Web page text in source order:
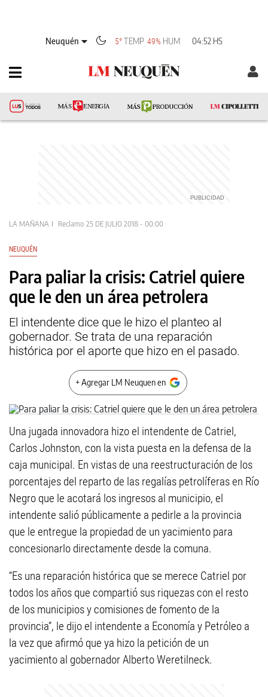
Neuquén 5° TEMP 49% HUM 04:52 HS
LA MAÑANA Reclamo 25 DE JULIO 2018 - 00:00
NEUQUÉN
Para paliar la crisis: Catriel quiere
que le den un área petrolera
El intendente dice que le hizo el planteo al
gobernador. Se trata de una reparación
histórica por el aporte que hizo en el pasado.
+ Agregar LM Neuquen en
Una jugada innovadora hizo el intendente de Catriel,
Carlos Johnston, con la vista puesta en la defensa de la
caja municipal. En vistas de una reestructuración de los
porcentajes del reparto de las regalías petrolíferas en Río
Negro que le acotará los ingresos al municipio, el
intendente salió públicamente a pedirle a la provincia
que le entregue la propiedad de un yacimiento para
concesionarlo directamente desde la comuna.
“Es una reparación histórica que se merece Catriel por
todos los años que compartió sus riquezas con el resto
de los municipios y comisiones de fomento de la
provincia”, le dijo el intendente a Economía y Petróleo a
la vez que afirmó que ya hizo la petición de un
yacimiento al gobernador Alberto Weretilneck.